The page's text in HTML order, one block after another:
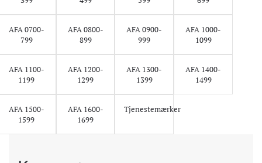
AFA 0700-
799
AFA 0800-
899
AFA 0900-
999
AFA 1000-
1099
AFA 1100-
1199
AFA 1200-
1299
AFA 1300-
1399
AFA 1400-
1499
AFA 1500-
1599
AFA 1600-
1699
Tjenestemærker